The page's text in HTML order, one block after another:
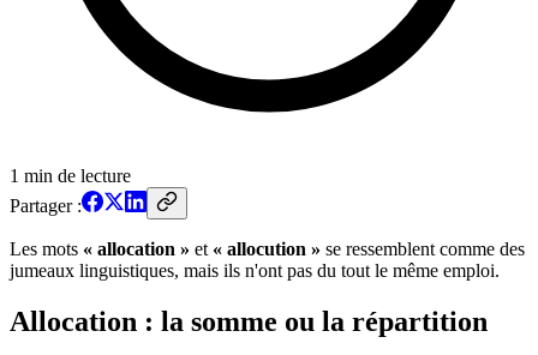
1 min de lecture
Partager :
Les mots « allocation » et « allocution » se ressemblent comme des
jumeaux linguistiques, mais ils n'ont pas du tout le même emploi.
Allocation : la somme ou la répartition